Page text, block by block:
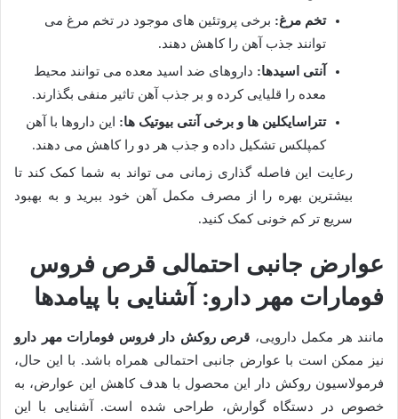
تخم مرغ: برخی پروتئین های موجود در تخم مرغ می
توانند جذب آهن را کاهش دهند.
آنتی اسیدها: داروهای ضد اسید معده می توانند محیط
معده را قلیایی کرده و بر جذب آهن تاثیر منفی بگذارند.
تتراسایکلین ها و برخی آنتی بیوتیک ها: این داروها با آهن
کمپلکس تشکیل داده و جذب هر دو را کاهش می دهند.
رعایت این فاصله گذاری زمانی می تواند به شما کمک کند تا
بیشترین بهره را از مصرف مکمل آهن خود ببرید و به بهبود
سریع تر کم خونی کمک کنید.
عوارض جانبی احتمالی قرص فروس
فومارات مهر دارو: آشنایی با پیامدها
مانند هر مکمل دارویی، قرص روکش دار فروس فومارات مهر دارو
نیز ممکن است با عوارض جانبی احتمالی همراه باشد. با این حال،
فرمولاسیون روکش دار این محصول با هدف کاهش این عوارض، به
خصوص در دستگاه گوارش، طراحی شده است. آشنایی با این